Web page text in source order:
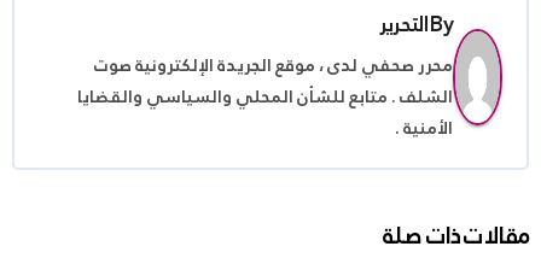
Byالتحرير
محرر صحفي لدى ، موقع الجريدة الإلكترونية صوت
الشلف . متابع للشأن المحلي والسياسي والقضايا
الأمنية .
مقالات ذات صلة